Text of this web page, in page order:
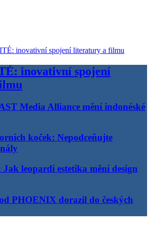
inovativní spojení
Media Alliance mění indonéské
koček: Nepodceňujte
leopardí estetika mění design
PHOENIX dorazil do českých